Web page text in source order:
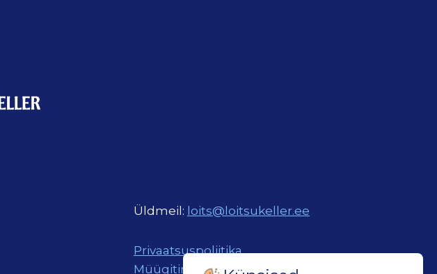
Üldmeil: loits@loitsukeller.ee
Privaatsuspoliitika
Müügitingimused